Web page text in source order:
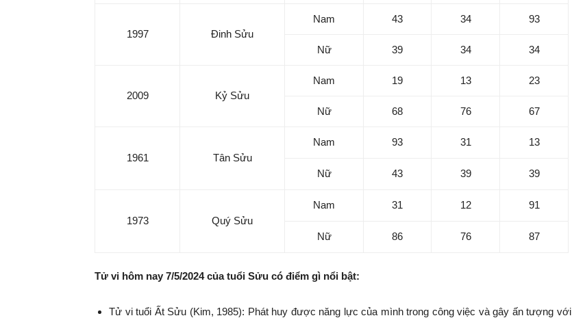
1997 Đinh Sửu
Nam 43 34 93
Nữ 39 34 34
2009 Kỷ Sửu
Nam 19 13 23
Nữ 68 76 67
1961 Tân Sửu
Nam 93 31 13
Nữ 43 39 39
1973 Quý Sửu
Nam 31 12 91
Nữ 86 76 87
Tử vi hôm nay 7/5/2024 của tuổi Sửu có điểm gì nổi bật:
Tử vi tuổi Ất Sửu (Kim, 1985): Phát huy được năng lực của mình trong công việc và gây ấn tượng với